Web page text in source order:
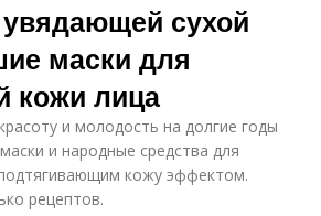
сухой
маски для
кожи лица
и молодость на долгие годы
и народные средства для
кожу эффектом.
рецептов.